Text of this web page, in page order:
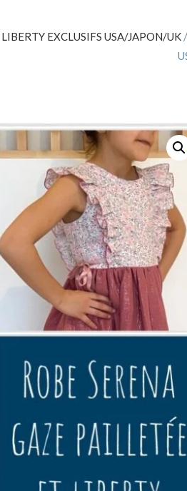
LIBERTY EXCLUSIFS USA/JAPON/UK/